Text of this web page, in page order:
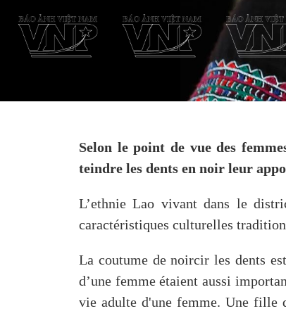
Selon le point de vue des
teindre les dents en noir leur
L’ethnie Lao vivant dans le
caractéristiques culturelles
La coutume de noircir les dents
d’une femme étaient aussi
vie adulte d'une femme. Une fille